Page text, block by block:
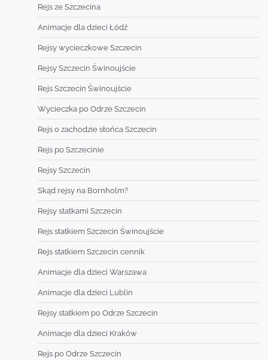
Rejs ze Szczecina
Animacje dla dzieci Łódź
Rejsy wycieczkowe Szczecin
Rejsy Szczecin Świnoujście
Rejs Szczecin Świnoujście
Wycieczka po Odrze Szczecin
Rejs o zachodzie słońca Szczecin
Rejs po Szczecinie
Rejsy Szczecin
Skąd rejsy na Bornholm?
Rejsy statkami Szczecin
Rejs statkiem Szczecin Świnoujście
Rejs statkiem Szczecin cennik
Animacje dla dzieci Warszawa
Animacje dla dzieci Lublin
Rejsy statkiem po Odrze Szczecin
Animacje dla dzieci Kraków
Rejs po Odrze Szczecin